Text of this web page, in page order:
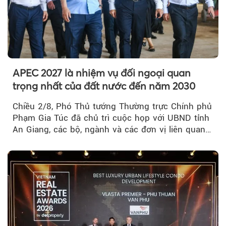
APEC 2027 là nhiệm vụ đối ngoại quan
trọng nhất của đất nước đến năm 2030
Chiều 2/8, Phó Thủ tướng Thường trực Chính phủ
Phạm Gia Túc đã chủ trì cuộc họp với UBND tỉnh
An Giang, các bộ, ngành và các đơn vị liên quan